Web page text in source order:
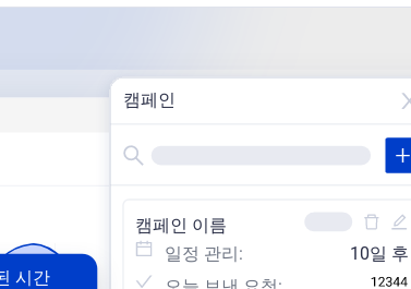
캠페인
캠페인 이름
일정 관리:
10일 후
시간